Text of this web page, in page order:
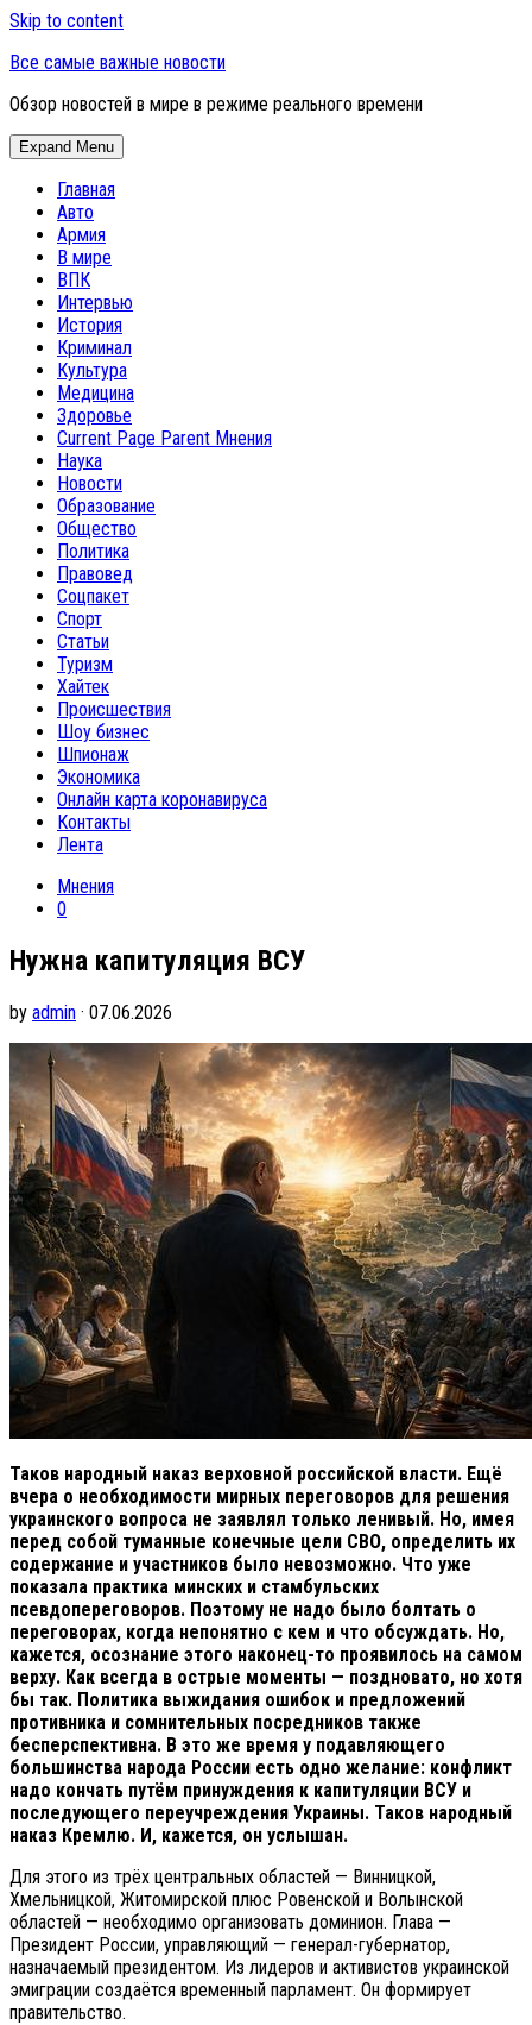
Skip to content
Все самые важные новости
Обзор новостей в мире в режиме реального времени
Expand Menu
Главная
Авто
Армия
В мире
ВПК
Интервью
История
Криминал
Культура
Медицина
Здоровье
Current Page Parent Мнения
Наука
Новости
Образование
Общество
Политика
Правовед
Соцпакет
Спорт
Статьи
Туризм
Хайтек
Происшествия
Шоу бизнес
Шпионаж
Экономика
Онлайн карта коронавируса
Контакты
Лента
Мнения
0
Нужна капитуляция ВСУ
by admin · 07.06.2026
Таков народный наказ верховной российской власти. Ещё
вчера о необходимости мирных переговоров для решения
украинского вопроса не заявлял только ленивый. Но, имея
перед собой туманные конечные цели СВО, определить их
содержание и участников было невозможно. Что уже
показала практика минских и стамбульских
псевдопереговоров. Поэтому не надо было болтать о
переговорах, когда непонятно с кем и что обсуждать. Но,
кажется, осознание этого наконец-то проявилось на самом
верху. Как всегда в острые моменты — поздновато, но хотя
бы так. Политика выжидания ошибок и предложений
противника и сомнительных посредников также
бесперспективна. В это же время у подавляющего
большинства народа России есть одно желание: конфликт
надо кончать путём принуждения к капитуляции ВСУ и
последующего переучреждения Украины. Таков народный
наказ Кремлю. И, кажется, он услышан.
Для этого из трёх центральных областей — Винницкой,
Хмельницкой, Житомирской плюс Ровенской и Волынской
областей — необходимо организовать доминион. Глава —
Президент России, управляющий — генерал-губернатор,
назначаемый президентом. Из лидеров и активистов украинской
эмиграции создаётся временный парламент. Он формирует
правительство.